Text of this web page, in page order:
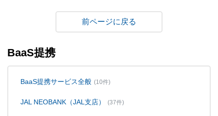
戻る
BaaS提携
BaaS提携サービス全般 (10件)
JAL NEOBANK（JAL支店） (37件)